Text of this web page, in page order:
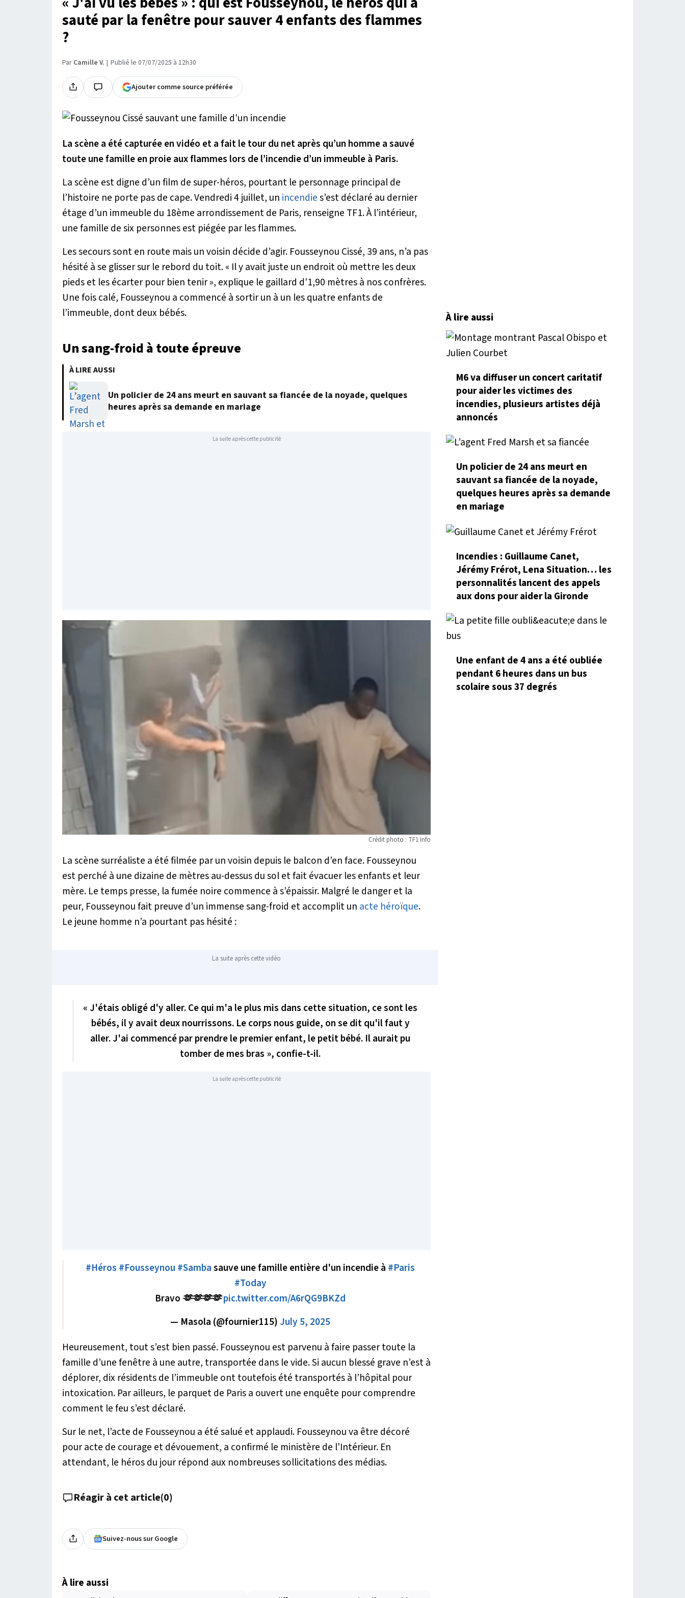
sauté par la fenêtre pour sauver 4 enfants des flammes
?
Par Camille V. Publié le 07/07/2025 à 12h30
Ajouter comme source préférée
La scène a été capturée en vidéo et a fait le tour du net après qu’un homme a sauvé
toute une famille en proie aux flammes lors de l’incendie d’un immeuble à Paris.
La scène est digne d’un film de super-héros, pourtant le personnage principal de
l’histoire ne porte pas de cape. Vendredi 4 juillet, un incendies’est déclaré au dernier
étage d’un immeuble du 18ème arrondissement de Paris, renseigne TF1. À l’intérieur,
une famille de six personnes est piégée par les flammes.
Les secours sont en route mais un voisin décide d’agir. Fousseynou Cissé, 39 ans, n’a pas
hésité à se glisser sur le rebord du toit. « Il y avait juste un endroit où mettre les deux
pieds et les écarter pour bien tenir», explique le gaillard d'1,90 mètres à nos confrères.
Une fois calé, Fousseynou a commencé à sortir un à un les quatre enfants de
l’immeuble, dont deux bébés.
Un sang-froid à toute épreuve
À LIRE AUSSI
Un policier de 24 ans meurt en sauvant sa fiancée de la noyade, quelques
heures après sa demande en mariage
La suite après cette publicité
Crédit photo : TF1 Info
La scène surréaliste a été filmée par un voisin depuis le balcon d’en face. Fousseynou
est perché à une dizaine de mètres au-dessus du sol et fait évacuer les enfants et leur
mère. Le temps presse, la fumée noire commence à s’épaissir. Malgré le danger et la
peur, Fousseynou fait preuve d’un immense sang-froid et accomplit un acte héroïque.
Le jeune homme n’a pourtant pas hésité :
La suite après cette vidéo
« J'étais obligé d'y aller. Ce qui m'a le plus mis dans cette situation, ce sont les
bébés, il y avait deux nourrissons. Le corps nous guide, on se dit qu'il faut y
aller. J'ai commencé par prendre le premier enfant, le petit bébé. Il aurait pu
tomber de mes bras », confie-t-il.
La suite après cette publicité
#Héros #Fousseynou #Sambasauve une famille entière d'un incendie à #Paris
#Today
Bravo 🫶🫶🫶🫶pic.twitter.com/A6rQG9BKZd
— Masola (@fournier115) July 5, 2025
Heureusement, tout s’est bien passé. Fousseynou est parvenu à faire passer toute la
famille d’une fenêtre à une autre, transportée dans le vide. Si aucun blessé grave n’est à
déplorer, dix résidents de l’immeuble ont toutefois été transportés à l’hôpital pour
intoxication. Par ailleurs, le parquet de Paris a ouvert une enquête pour comprendre
comment le feu s’est déclaré.
Sur le net, l’acte de Fousseynou a été salué et applaudi. Fousseynou va être décoré
pour acte de courage et dévouement, a confirmé le ministère de l'Intérieur. En
attendant, le héros du jour répond aux nombreuses sollicitations des médias.
Réagir à cet article(0)
Suivez-nous sur Google
À lire aussi
À lire aussi
M6 va diffuser un concert caritatif
pour aider les victimes des
incendies, plusieurs artistes déjà
annoncés
Un policier de 24 ans meurt en
sauvant sa fiancée de la noyade,
quelques heures après sa demande
en mariage
Incendies : Guillaume Canet,
Jérémy Frérot, Lena Situation… les
personnalités lancent des appels
aux dons pour aider la Gironde
Une enfant de 4 ans a été oubliée
pendant 6 heures dans un bus
scolaire sous 37 degrés